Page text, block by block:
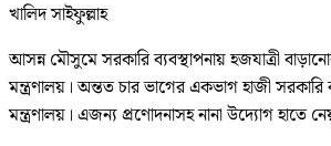
খালিদ সাইফুল্লাহ
আসন্ন মৌসুমে সরকারি ব্যবস্থাপনায় হজযাত্রী
মন্ত্রণালয়। অন্তত চার ভাগের একভাগ হাজী সরকারি
মন্ত্রণালয়। এজন্য প্রণোদনাসহ নানা উদ্যোগ হাতে